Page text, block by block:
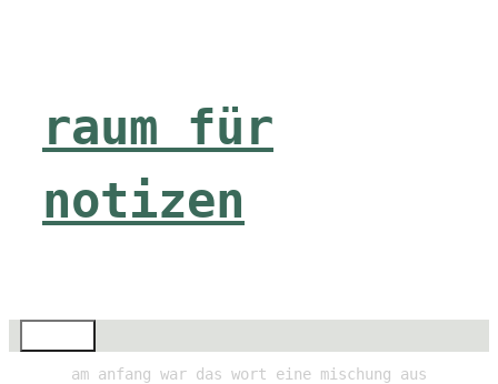
raum für
notizen
am anfang war das wort eine mischung aus